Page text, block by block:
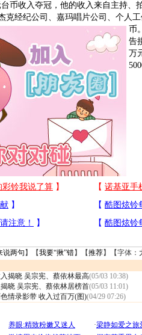
币收入夺冠，他的收入来自主持、
克经纪公司、嘉玛唱片公司、个人工
币。
告
万
说两句 】【我要“揪”错】【推荐】【字体：
揭晓 吴宗宪、蔡依林最高(05/03 10:38)
晓 吴宗宪、蔡依林居榜首(05/03 11:01)
情录影带 收入过百万(图)(04/29 07:26)